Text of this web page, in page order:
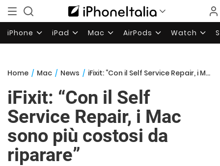
iPhone iPad Mac AirPods Watch
Home / Mac / News / iFixit: “Con il Self Service Repair, i Mac sono più costosi da riparare”
iFixit: “Con il Self
Service Repair, i Mac
sono più costosi da
riparare”